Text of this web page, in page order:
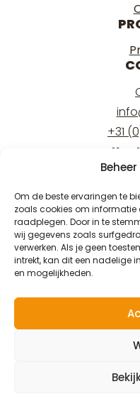
Om de beste ervaringen te
zoals cookies om
raadplegen. Door in te
wij gegevens zoals
verwerken. Als je geen
intrekt, kan dit een nadelige
en mogelijkheden.
+31
©